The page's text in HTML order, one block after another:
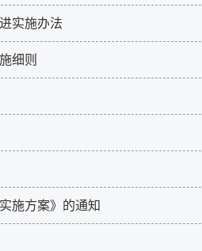
实施办法
细则
施方案》的通知